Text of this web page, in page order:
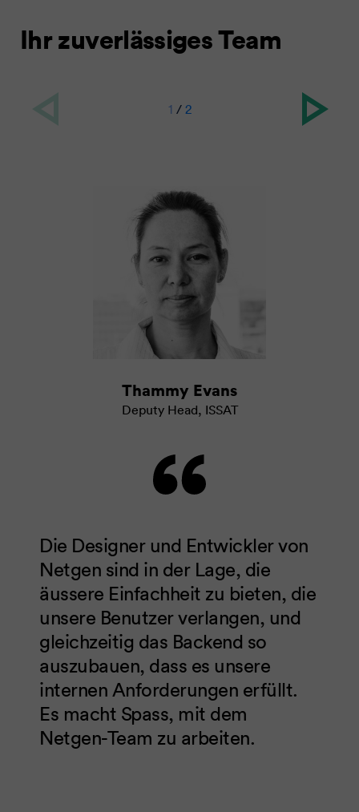
Ihr zuverlässiges Team
Thammy Evans
Deputy Head, ISSAT
Die Designer und Entwickler von
Netgen sind in der Lage, die
äussere Einfachheit zu bieten, die
unsere Benutzer verlangen, und
gleichzeitig das Backend so
auszubauen, dass es unsere
internen Anforderungen erfüllt.
Es macht Spass, mit dem
Netgen-Team zu arbeiten.
1 / 2